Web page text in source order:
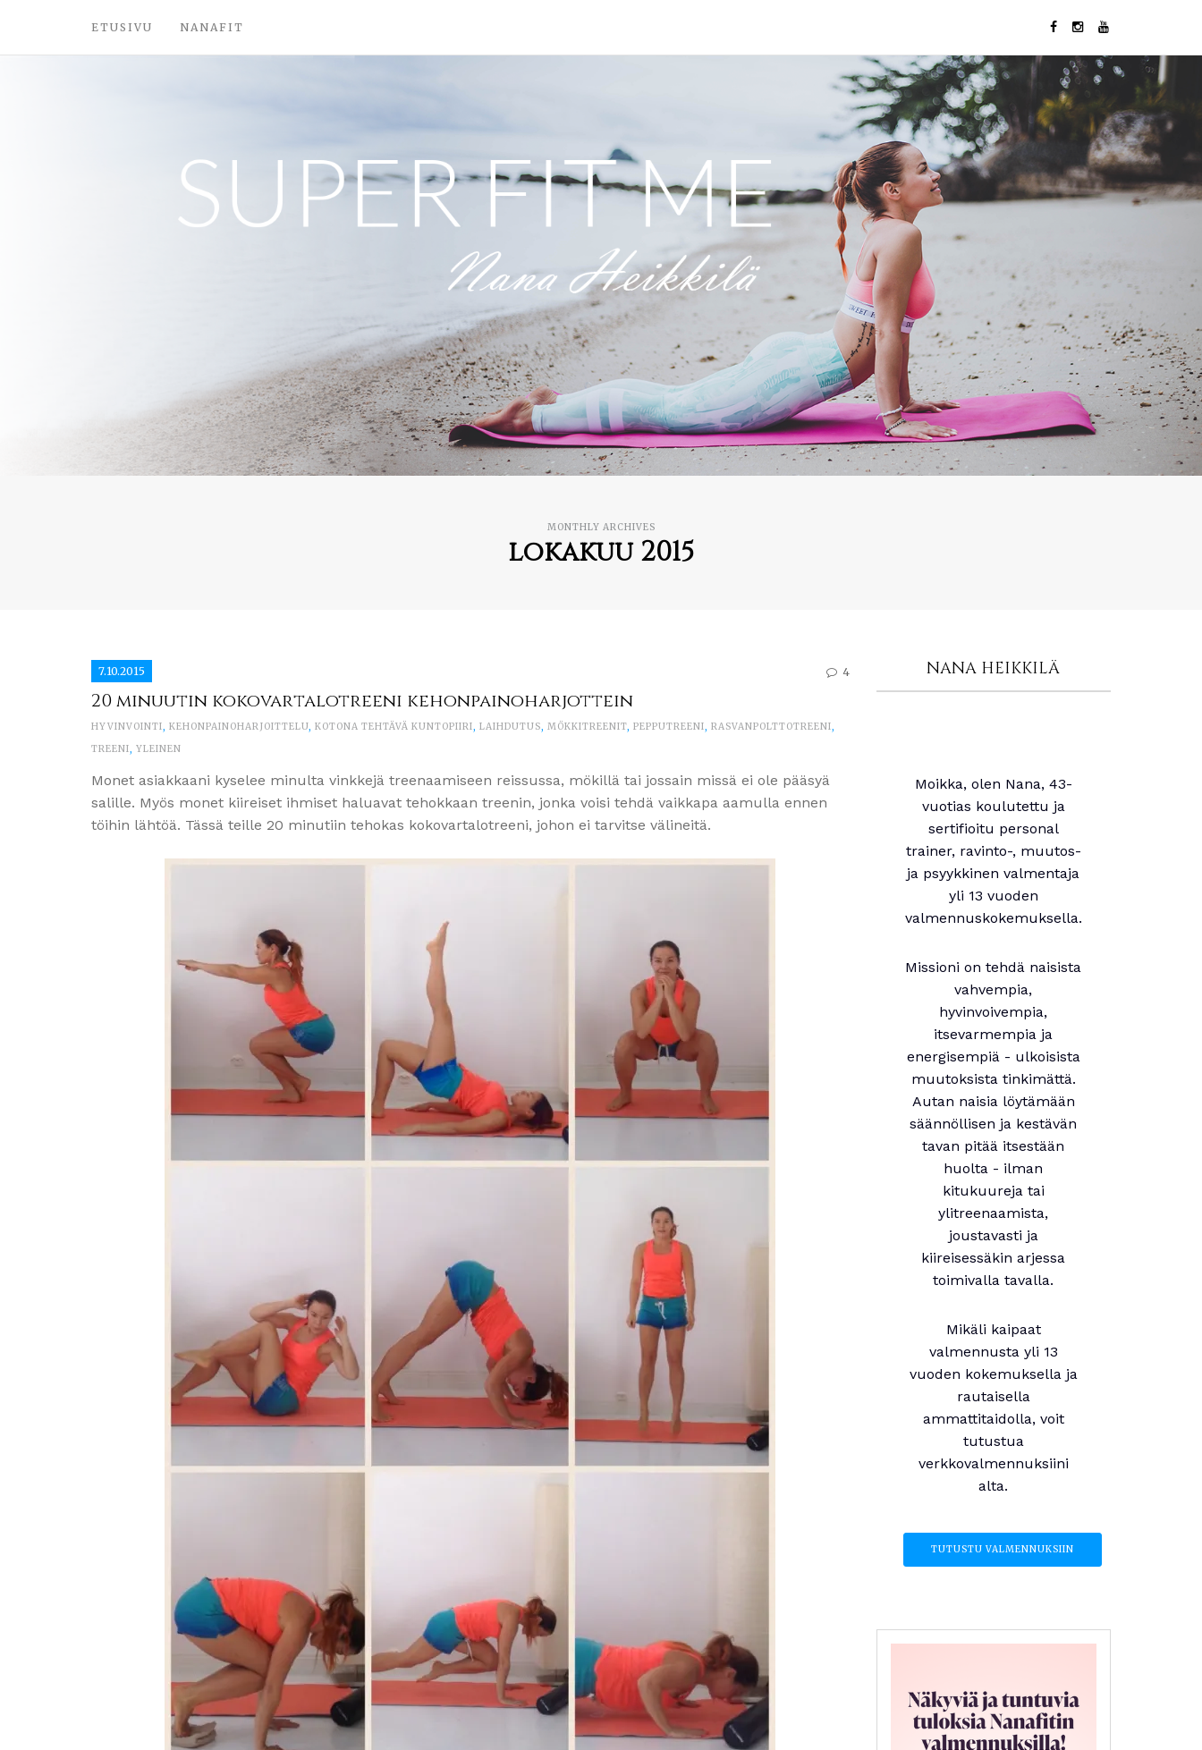
ETUSIVU NANAFIT
MONTHLY ARCHIVES
lokakuu 2015
7.10.2015 4
20 minuutin kokovartalotreeni kehonpainoharjottein
HYVINVOINTI, KEHONPAINOHARJOITTELU, KOTONA TEHTÄVÄ KUNTOPIIRI, LAIHDUTUS, MÖKKITREENIT, PEPPUTREENI, RASVANPOLTTOTREENI,
TREENI, YLEINEN
Monet asiakkaani kyselee minulta vinkkejä treenaamiseen reissussa, mökillä tai jossain missä ei ole pääsyä
salille. Myös monet kiireiset ihmiset haluavat tehokkaan treenin, jonka voisi tehdä vaikkapa aamulla ennen
töihin lähtöä. Tässä teille 20 minutiin tehokas kokovartalotreeni, johon ei tarvitse välineitä.
NANA HEIKKILÄ
Moikka, olen Nana, 43-
vuotias koulutettu ja
sertifioitu personal
trainer, ravinto-, muutos-
ja psyykkinen valmentaja
yli 13 vuoden
valmennuskokemuksella.
Missioni on tehdä naisista
vahvempia,
hyvinvoivempia,
itsevarmempia ja
energisempiä - ulkoisista
muutoksista tinkimättä.
Autan naisia löytämään
säännöllisen ja kestävän
tavan pitää itsestään
huolta - ilman
kitukuureja tai
ylitreenaamista,
joustavasti ja
kiireisessäkin arjessa
toimivalla tavalla.
Mikäli kaipaat
valmennusta yli 13
vuoden kokemuksella ja
rautaisella
ammattitaidolla, voit
tutustua
verkkovalmennuksiini
alta.
TUTUSTU VALMENNUKSIIN